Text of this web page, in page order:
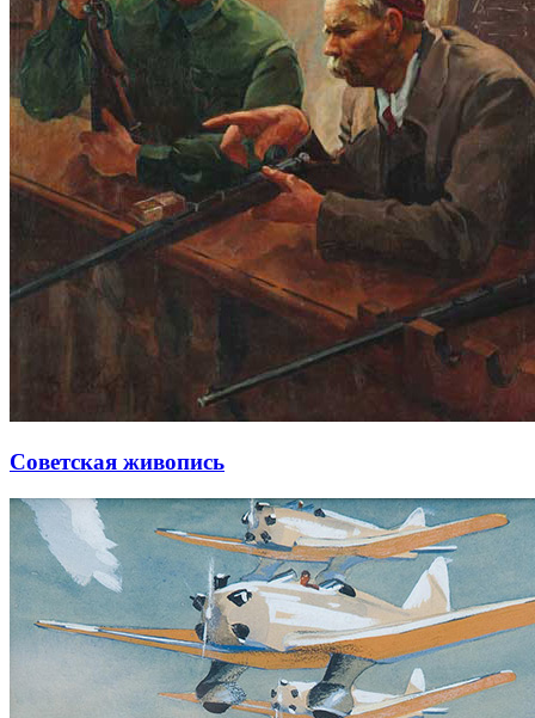
Советская живопись